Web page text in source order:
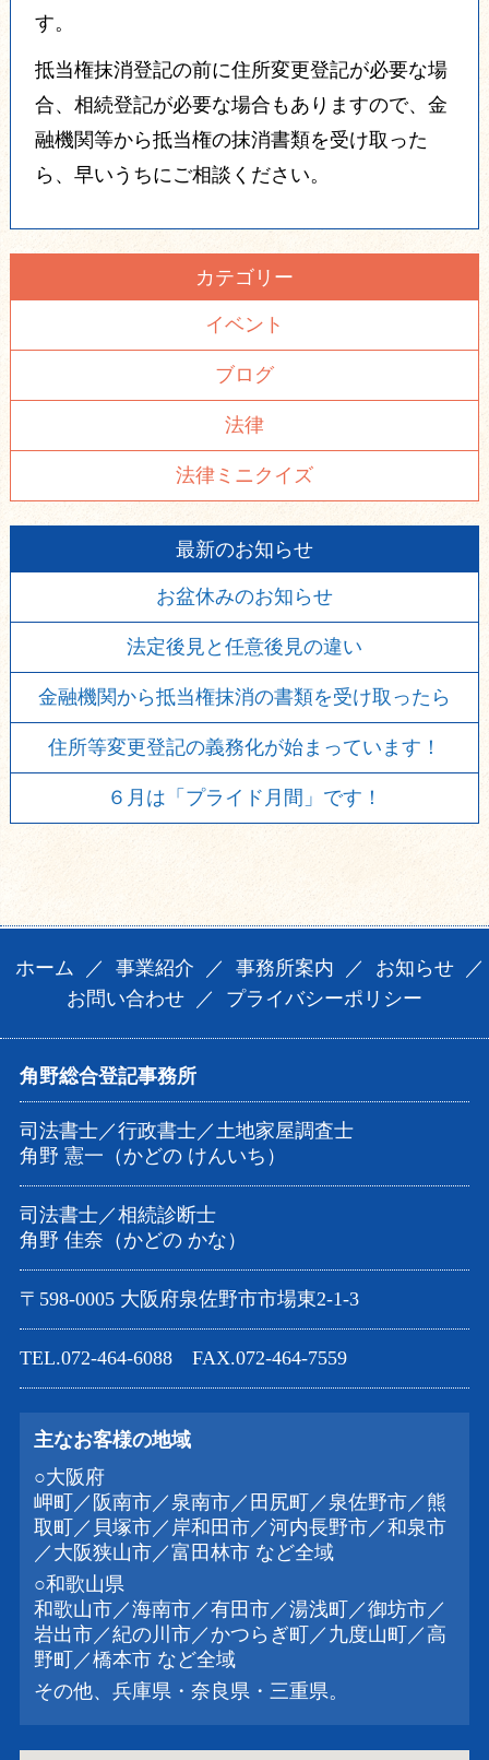
す。
抵当権抹消登記の前に住所変更登記が必要な場
合、相続登記が必要な場合もありますので、金
融機関等から抵当権の抹消書類を受け取った
ら、早いうちにご相談ください。
カテゴリー
イベント
ブログ
法律
法律ミニクイズ
最新のお知らせ
お盆休みのお知らせ
法定後見と任意後見の違い
金融機関から抵当権抹消の書類を受け取ったら
住所等変更登記の義務化が始まっています！
６月は「プライド月間」です！
ホーム ／ 事業紹介 ／ 事務所案内 ／ お知らせ
／
お問い合わせ
／ プライバシーポリシー
角野総合登記事務所
司法書士／行政書士／土地家屋調査士
角野 憲一（かどの けんいち）
司法書士／相続診断士
角野 佳奈（かどの かな）
〒598-0005 大阪府泉佐野市市場東2-1-3
TEL.072-464-6088 FAX.072-464-7559
主なお客様の地域
○大阪府
岬町／阪南市／泉南市／田尻町／泉佐野市／熊
取町／貝塚市／岸和田市／河内長野市／和泉市
／大阪狭山市／富田林市 など全域
○和歌山県
和歌山市／海南市／有田市／湯浅町／御坊市／
岩出市／紀の川市／かつらぎ町／九度山町／高
野町／橋本市 など全域
その他、兵庫県・奈良県・三重県。